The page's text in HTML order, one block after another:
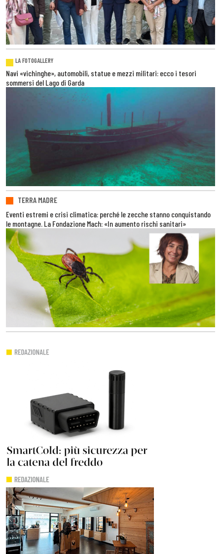
LA FOTOGALLERY
Navi «vichinghe», automobili, statue e mezzi militari: ecco i tesori
sommersi del Lago di Garda
TERRA MADRE
Eventi estremi e crisi climatica: perché le zecche stanno conquistando
le montagne. La Fondazione Mach: «In aumento rischi sanitari»